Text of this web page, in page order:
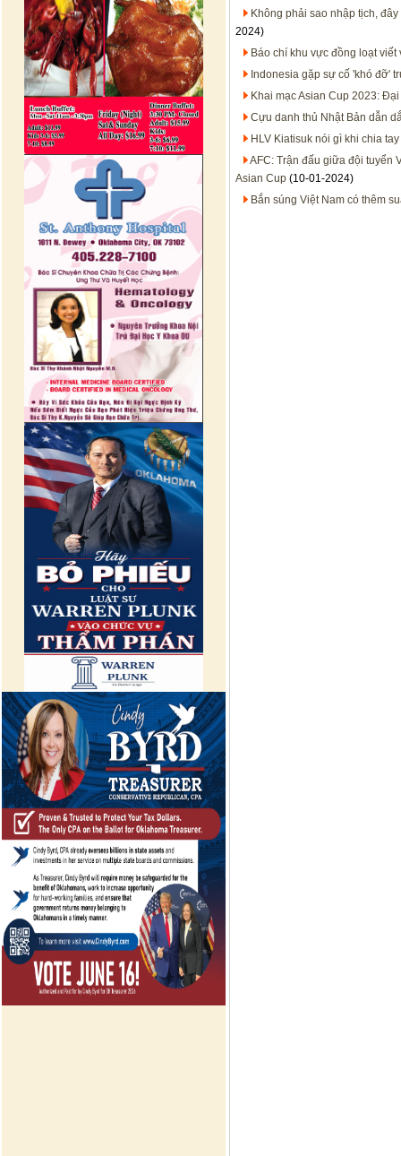
Không phải sao nhập tịch,
2024)
Báo chí khu vực đồng loạt
Indonesia gặp sự cố 'khó đỡ'
Khai mạc Asian Cup 2023:
Cựu danh thủ Nhật Bản dẫn
HLV Kiatisuk nói gì khi chia
AFC: Trận đấu giữa đội tuyển
Asian Cup (10-01-2024)
Bắn súng Việt Nam có thêm